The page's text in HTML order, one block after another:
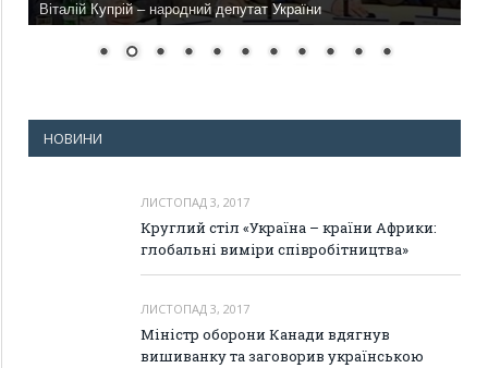
Віталій Купрій – народний депутат України
НОВИНИ
ЛИСТОПАД 3, 2017
Круглий стіл «Україна – країни Африки:
глобальні виміри співробітництва»
ЛИСТОПАД 3, 2017
Міністр оборони Канади вдягнув
вишиванку та заговорив українською